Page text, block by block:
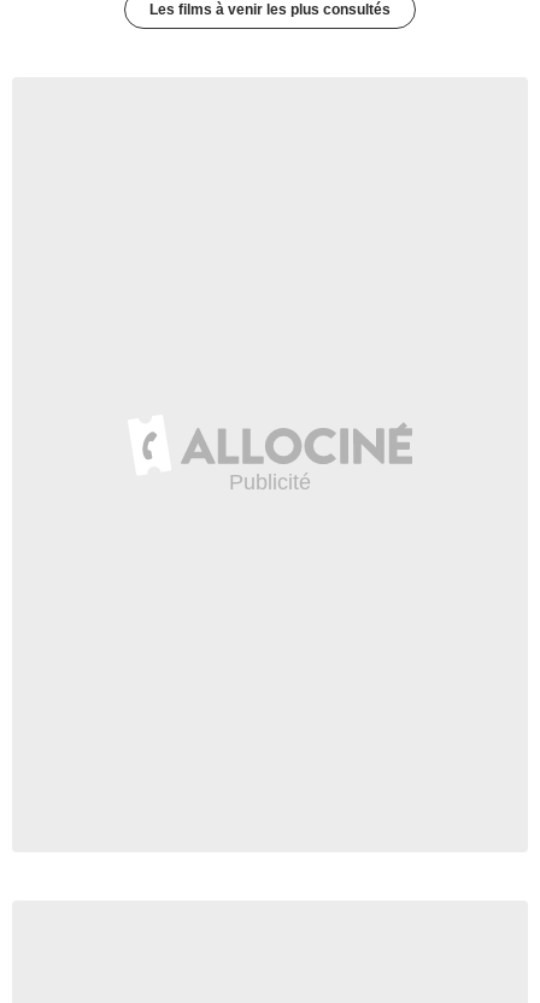
Les films à venir les plus consultés